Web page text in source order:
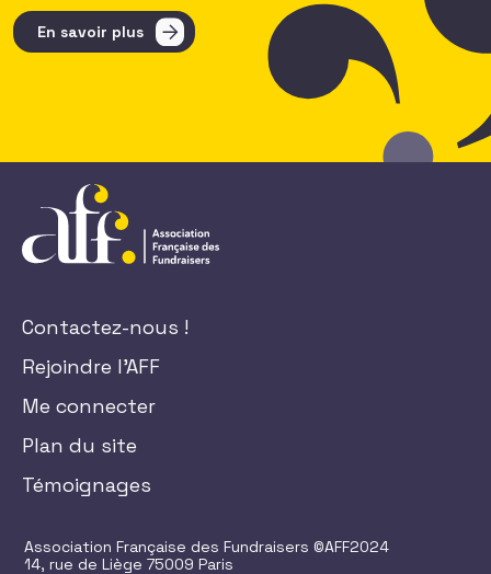
En savoir plus
Contactez-nous !
Rejoindre l'AFF
Me connecter
Plan du site
Témoignages
Association Française des Fundraisers ©AFF2024
14, rue de Liège 75009 Paris